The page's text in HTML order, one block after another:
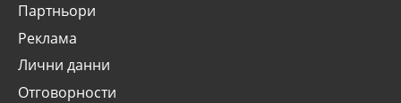
Партньори
Реклама
Лични данни
Отговорности